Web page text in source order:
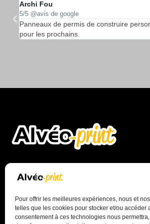
Pour offrir les meilleures expériences, nous et
telles que les cookies pour stocker et/ou accéder
consentement à ces technologies nous
Archi Fou
5/5 @avis de google
Panneaux de permis de construire
pour les prochains.